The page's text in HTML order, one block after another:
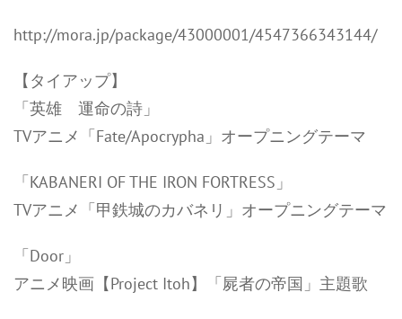
http://mora.jp/package/43000001/4547366343144/
【タイアップ】
「英雄 運命の詩」
TVアニメ「Fate/Apocrypha」オープニングテーマ
「KABANERI OF THE IRON FORTRESS」
TVアニメ「甲鉄城のカバネリ」オープニングテーマ
「Door」
アニメ映画【Project Itoh】「屍者の帝国」主題歌